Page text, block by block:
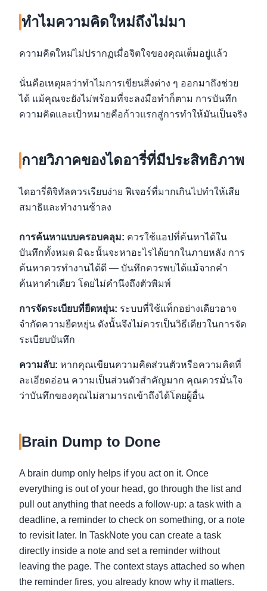
ทำไมความคิดใหม่ถึงไม่มา
ความคิดใหม่ไม่ปรากฏเมื่อจิตใจของคุณเต็มอยู่แล้ว
นั่นคือเหตุผลว่าทำไมการเขียนสิ่งต่าง ๆ ออกมาถึงช่วย
ได้ แม้คุณจะยังไม่พร้อมที่จะลงมือทำก็ตาม การบันทึก
ความคิดและเป้าหมายคือก้าวแรกสู่การทำให้มันเป็นจริง
กายวิภาคของไดอารี่ที่มีประสิทธิภาพ
ไดอารี่ดิจิทัลควรเรียบง่าย ฟีเจอร์ที่มากเกินไปทำให้เสีย
สมาธิและทำงานช้าลง
การค้นหาแบบครอบคลุม: ควรใช้แอปที่ค้นหาได้ใน
บันทึกทั้งหมด มิฉะนั้นจะหาอะไรได้ยากในภายหลัง การ
ค้นหาควรทำงานได้ดี — บันทึกควรพบได้แม้จากคำ
ค้นหาคำเดียว โดยไม่คำนึงถึงตัวพิมพ์
การจัดระเบียบที่ยืดหยุ่น: ระบบที่ใช้แท็กอย่างเดียวอาจ
จำกัดความยืดหยุ่น ดังนั้นจึงไม่ควรเป็นวิธีเดียวในการจัด
ระเบียบบันทึก
ความลับ: หากคุณเขียนความคิดส่วนตัวหรือความคิดที่
ละเอียดอ่อน ความเป็นส่วนตัวสำคัญมาก คุณควรมั่นใจ
ว่าบันทึกของคุณไม่สามารถเข้าถึงได้โดยผู้อื่น
Brain Dump to Done
A brain dump only helps if you act on it. Once
everything is out of your head, go through the list and
pull out anything that needs a follow-up: a task with a
deadline, a reminder to check on something, or a note
to revisit later. In TaskNote you can create a task
directly inside a note and set a reminder without
leaving the page. The context stays attached so when
the reminder fires, you already know why it matters.